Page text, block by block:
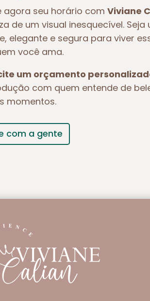
agora seu horário comViviane
de um visual inesquecível.
elegante e segura para viver
você ama.
um orçamento
com quem entende de
momentos.
com a gente